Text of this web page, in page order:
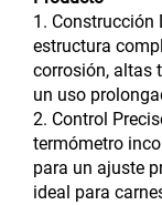
1. Construcción
estructura
corrosión, altas
un uso
2. Control
termómetro
para un ajuste
ideal para